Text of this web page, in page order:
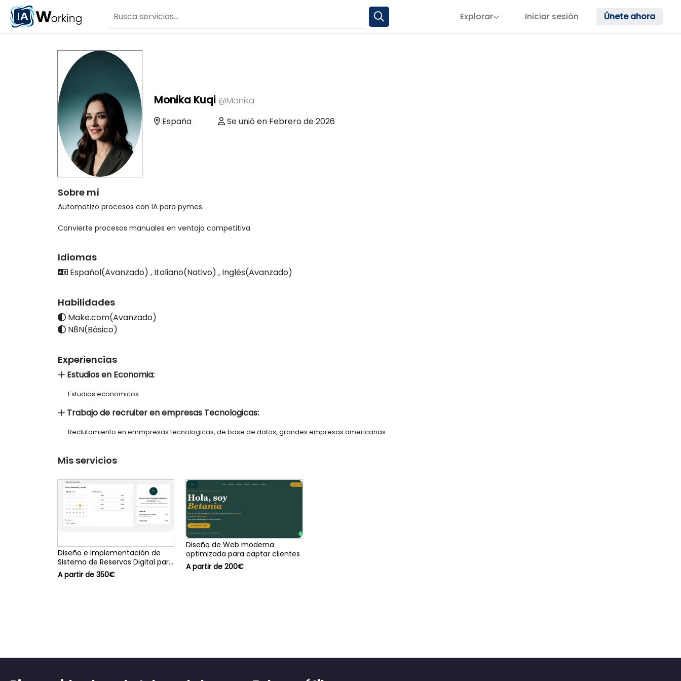
Explorar Iniciar sesión Únete ahora
Monika Kuqi @Monika
España
Se unió en Febrero de 2026
Sobre mí
Automatizo procesos con IA para pymes.
Convierte procesos manuales en ventaja competitiva
Idiomas
Español(Avanzado) , Italiano(Nativo) , Inglés(Avanzado)
Habilidades
Make.com(Avanzado)
N8N(Básico)
Experiencias
Estudios en Economia:
Estudios economicos
Trabajo de recruiter en empresas Tecnologicas:
Reclutamiento en emmpresas tecnologicas, de base de datos, grandes empresas americanas
Mis servicios
Diseño e Implementación de
Sistema de Reservas Digital para
pequeños negocios
A partir de 350€
Diseño de Web moderna
optimizada para captar clientes
A partir de 200€